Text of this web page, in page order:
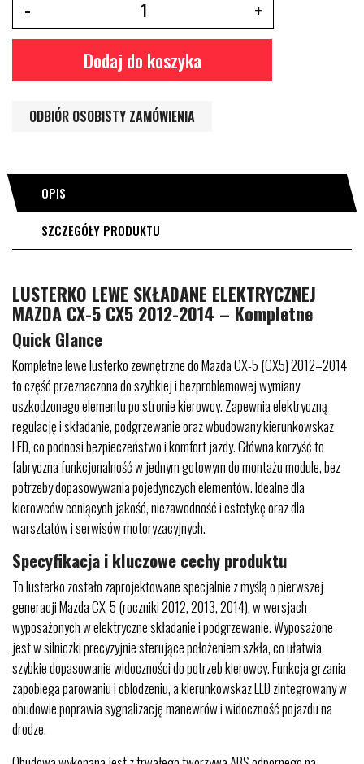
Dodaj do koszyka
ODBIÓR OSOBISTY ZAMÓWIENIA
OPIS
SZCZEGÓŁY PRODUKTU
LUSTERKO LEWE SKŁADANE ELEKTRYCZNEJ
MAZDA CX-5 CX5 2012-2014 – Kompletne
Quick Glance
Kompletne lewe lusterko zewnętrzne do Mazda CX-5 (CX5) 2012–2014
to część przeznaczona do szybkiej i bezproblemowej wymiany
uszkodzonego elementu po stronie kierowcy. Zapewnia elektryczną
regulację i składanie, podgrzewanie oraz wbudowany kierunkowskaz
LED, co podnosi bezpieczeństwo i komfort jazdy. Główna korzyść to
fabryczna funkcjonalność w jednym gotowym do montażu module, bez
potrzeby dopasowywania pojedynczych elementów. Idealne dla
kierowców ceniących jakość, niezawodność i estetykę oraz dla
warsztatów i serwisów motoryzacyjnych.
Specyfikacja i kluczowe cechy produktu
To lusterko zostało zaprojektowane specjalnie z myślą o pierwszej
generacji Mazda CX-5 (roczniki 2012, 2013, 2014), w wersjach
wyposażonych w elektryczne składanie i podgrzewanie. Wyposażone
jest w silniczki precyzyjnie sterujące położeniem szkła, co ułatwia
szybkie dopasowanie widoczności do potrzeb kierowcy. Funkcja grzania
zapobiega parowaniu i oblodzeniu, a kierunkowskaz LED zintegrowany w
obudowie poprawia sygnalizację manewrów i widoczność pojazdu na
drodze.